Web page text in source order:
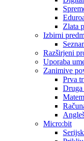
Zlata
Izbirni
Razširjeni
Uporaba
Zanimive
Prva
Druga
Micro:bit